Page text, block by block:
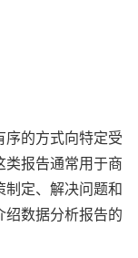
的方式向特定受
报告通常用于商
定、解决问题和
数据分析报告的